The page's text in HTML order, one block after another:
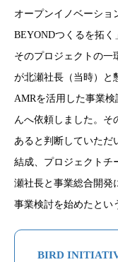
オープンイノベーシ
BEYONDつくるを拓く
そのプロジェクトの一
が北瀬社長（当時）と
AMRを活用した事業
んへ依頼しました。そ
あると判断していただ
結成、プロジェクトチ
瀬社長と事業総合開発
事業検討を始めたとい
BIRD